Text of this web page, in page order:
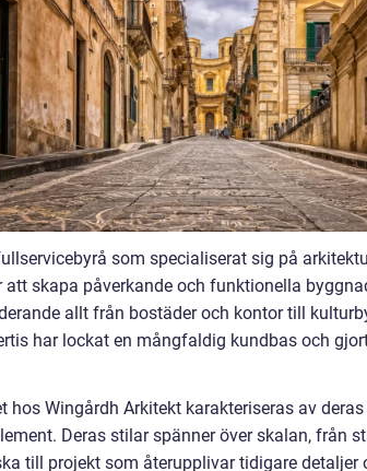
som specialiserat sig på
skapa påverkande och funktionella
allt från bostäder och kontor till
har lockat en mångfaldig kundbas och
hos Wingårdh Arkitekt karakteriseras av
Deras stilar spänner över skalan, från
till projekt som återupplivar tidigare detaljer